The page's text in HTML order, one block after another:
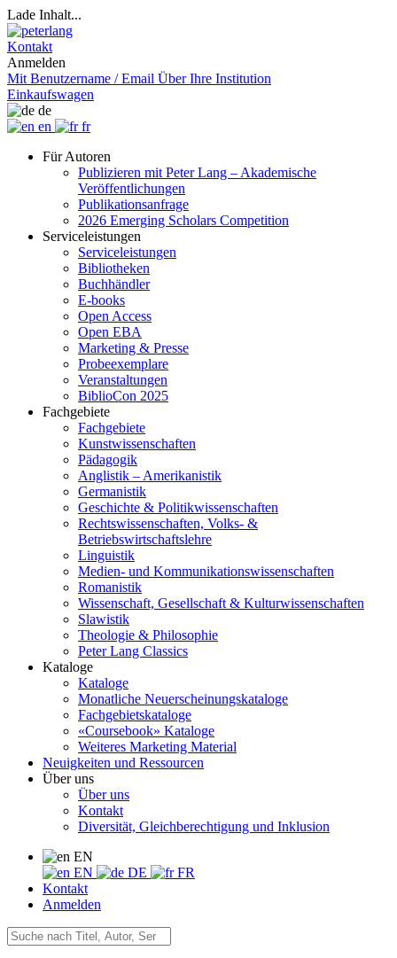
Lade Inhalt...
Kontakt
Anmelden
Mit Benutzername / Email Über Ihre Institution
Einkaufswagen
de
en
fr
Für Autoren
Publizieren mit Peter Lang – Akademische
Veröffentlichungen
Publikationsanfrage
2026 Emerging Scholars Competition
Serviceleistungen
Serviceleistungen
Bibliotheken
Buchhändler
E-books
Open Access
Open EBA
Marketing & Presse
Probeexemplare
Veranstaltungen
BiblioCon 2025
Fachgebiete
Fachgebiete
Kunstwissenschaften
Pädagogik
Anglistik – Amerikanistik
Germanistik
Geschichte & Politikwissenschaften
Rechtswissenschaften, Volks- &
Betriebswirtschaftslehre
Linguistik
Medien- und Kommunikationswissenschaften
Romanistik
Wissenschaft, Gesellschaft & Kulturwissenschaften
Slawistik
Theologie & Philosophie
Peter Lang Classics
Kataloge
Kataloge
Monatliche Neuerscheinungskataloge
Fachgebietskataloge
«Coursebook» Kataloge
Weiteres Marketing Material
Neuigkeiten und Ressourcen
Über uns
Über uns
Kontakt
Diversität, Gleichberechtigung und Inklusion
EN
EN
DE
FR
Kontakt
Anmelden